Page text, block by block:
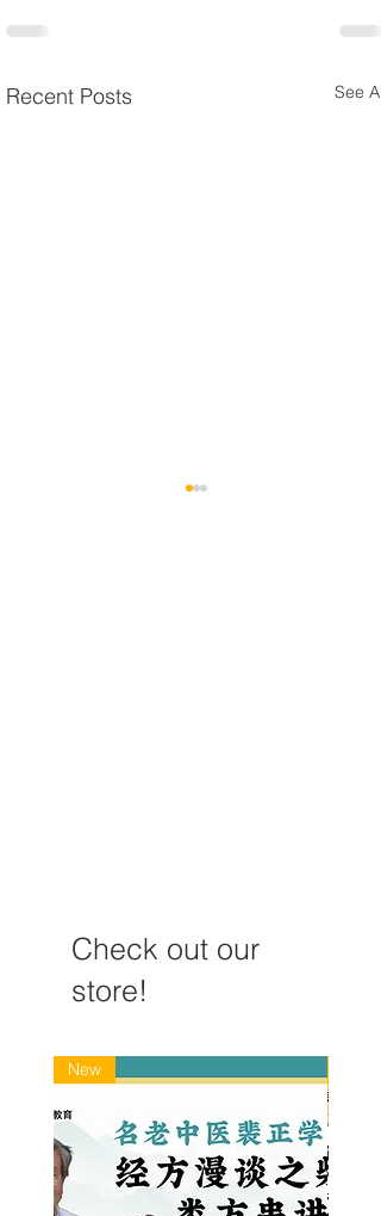
Recent Posts See All
Check out our
store!
New